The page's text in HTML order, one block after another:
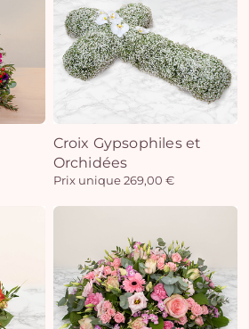
Croix Gypsophiles et
Orchidées
Prix unique 269,00 €